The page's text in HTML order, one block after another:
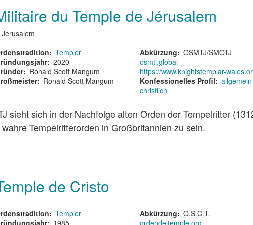
du Temple de Jérusalem
Templer
2020
Ronald Scott Mangum
Ronald Scott Mangum
Abkürzung
OSMTJ/SMOTJ
osmtj.global
https://www.knightstemplar-
Konfessionelles Profil
allgemein
christlich
sieht sich in der Nachfolge alten Orden der Tempelritter
Tempelritterorden in Großbritannien zu sein.
de Cristo
Templer
1985
Abkürzung
O.S.C.T.
ordendeltemple.org